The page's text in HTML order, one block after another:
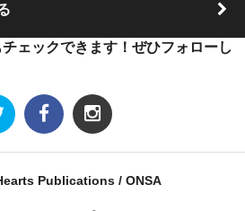
ェックできます！ぜひフォローし
Publications / ONSA